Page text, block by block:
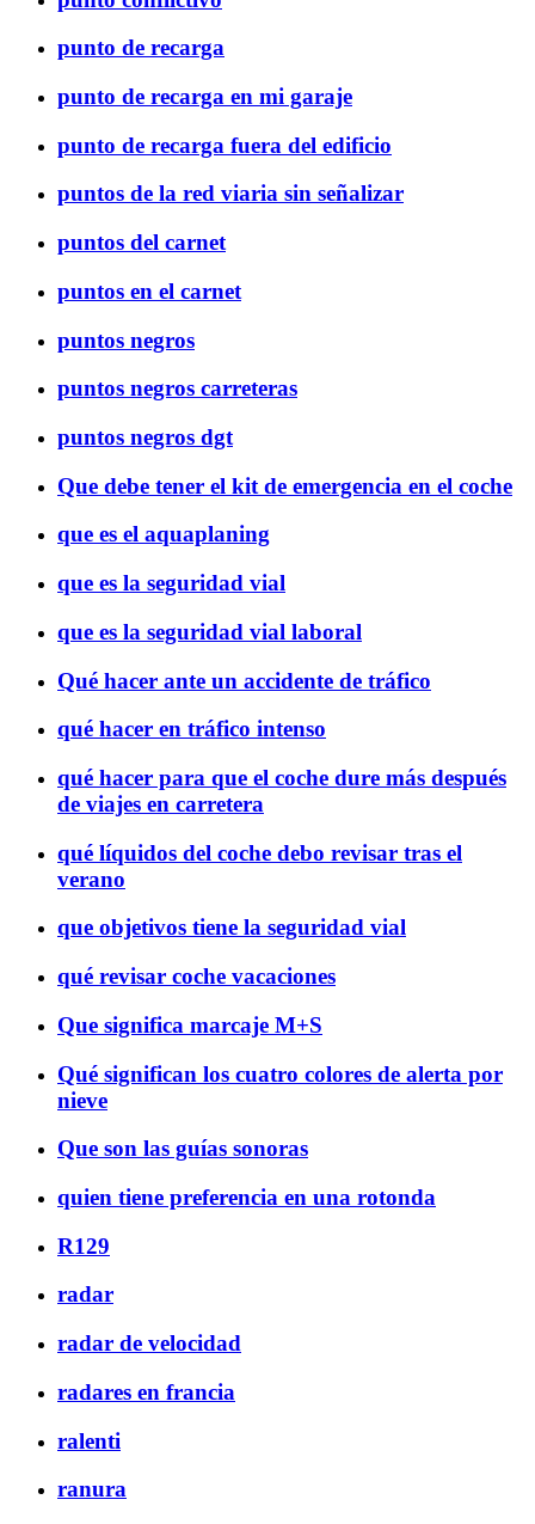
punto de recarga
punto de recarga en mi garaje
punto de recarga fuera del edificio
puntos de la red viaria sin señalizar
puntos del carnet
puntos en el carnet
puntos negros
puntos negros carreteras
puntos negros dgt
Que debe tener el kit de emergencia en el coche
que es el aquaplaning
que es la seguridad vial
que es la seguridad vial laboral
Qué hacer ante un accidente de tráfico
qué hacer en tráfico intenso
qué hacer para que el coche dure más después
de viajes en carretera
qué líquidos del coche debo revisar tras el
verano
que objetivos tiene la seguridad vial
qué revisar coche vacaciones
Que significa marcaje M+S
Qué significan los cuatro colores de alerta por
nieve
Que son las guías sonoras
quien tiene preferencia en una rotonda
R129
radar
radar de velocidad
radares en francia
ralenti
ranura